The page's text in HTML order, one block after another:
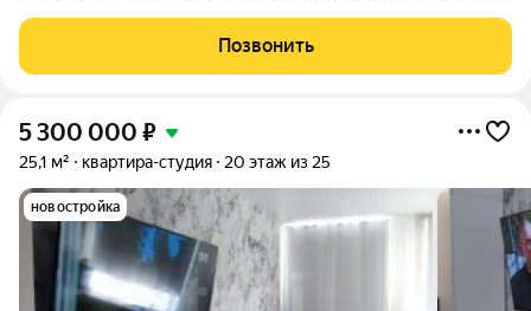
этой квартире.
Позвонить
5 300 000 ₽
25,1 м² квартира-студия 20 этаж из 25
новостройка